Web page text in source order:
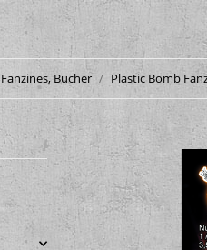
Fanzines, Bücher Plastic Bomb